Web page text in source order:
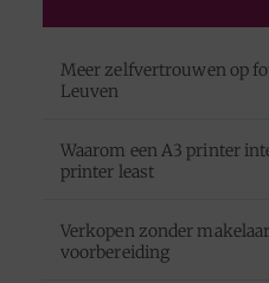
Meer zelfvertrouwen op
Leuven
Waarom een A3 printer
printer least
Verkopen zonder
voorbereiding